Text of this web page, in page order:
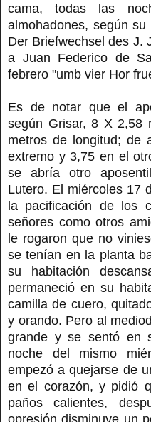
cama, todas las
almohadones, según su
Der Briefwechsel des J.
a Juan Federico de
febrero "umb vier Hor
Es de notar que el
según Grisar, 8 X 2,58
metros de longitud; de
extremo y 3,75 en el
se abría otro
Lutero. El miércoles 17
la pacificación de los
señores como otros
le rogaron que no
se tenían en la planta
su habitación
permaneció en su
camilla de cuero,
y orando. Pero al
grande y se sentó en
noche del mismo
empezó a quejarse de
en el corazón, y pidió
paños calientes,
opresión disminuye un